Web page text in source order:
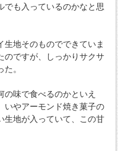
でも入っているのかなと思
生地そのものでできていま
のですが、しっかりサクサ
。
味で食べるのかといえ
いやアーモンド焼き菓子の
生地が入っていて、この甘